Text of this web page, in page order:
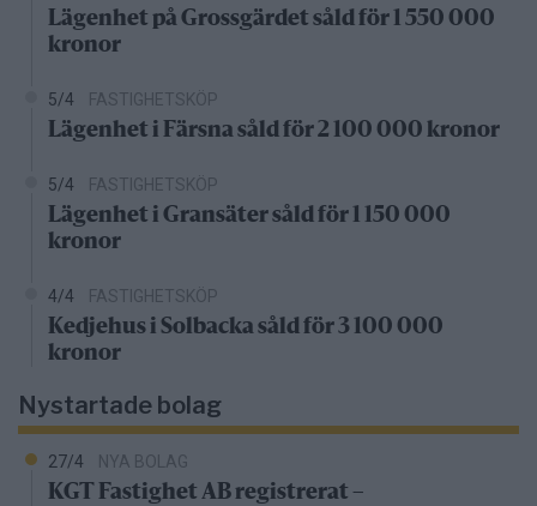
Lägenhet på Grossgärdet såld för 1 550 000
kronor
5/4 FASTIGHETSKÖP
Lägenhet i Färsna såld för 2 100 000 kronor
5/4 FASTIGHETSKÖP
Lägenhet i Gransäter såld för 1 150 000
kronor
4/4 FASTIGHETSKÖP
Kedjehus i Solbacka såld för 3 100 000
kronor
Nystartade bolag
27/4 NYA BOLAG
KGT Fastighet AB registrerat –